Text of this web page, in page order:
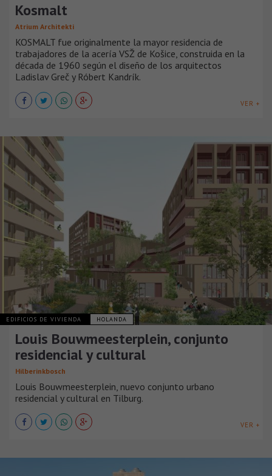
Kosmalt
Atrium Architekti
KOSMALT fue originalmente la mayor residencia de
trabajadores de la acería VSŽ de Košice, construida en la
década de 1960 según el diseño de los arquitectos
Ladislav Greč y Róbert Kandrík.
VER +
EDIFICIOS DE VIVIENDA HOLANDA
Louis Bouwmeesterplein, conjunto
residencial y cultural
Hilberinkbosch
Louis Bouwmeesterplein, nuevo conjunto urbano
residencial y cultural en Tilburg.
VER +